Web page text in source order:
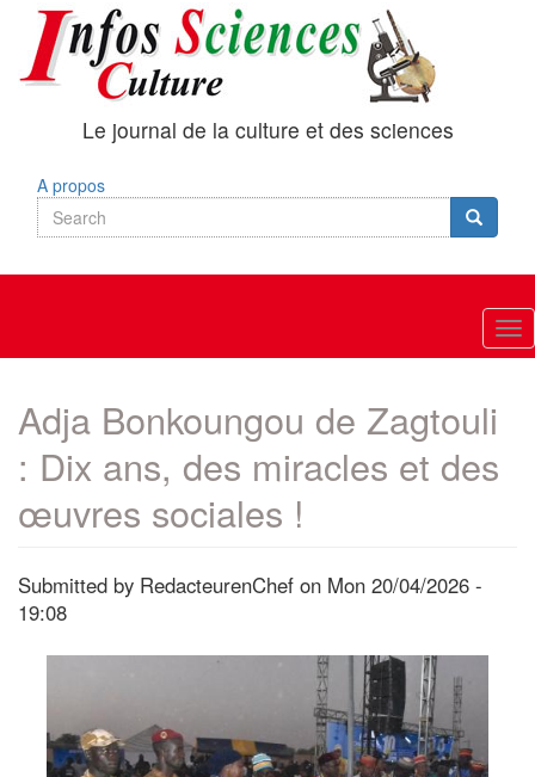
main
content
Le journal de la culture et des sciences
A propos
Search
Search Search
Adja Bonkoungou de Zagtouli
: Dix ans, des miracles et des
œuvres sociales !
Submitted by RedacteurenChef on Mon 20/04/2026 -
19:08